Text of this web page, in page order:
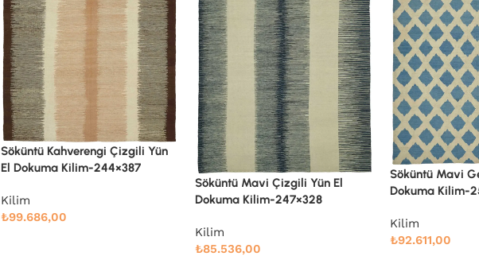
Söküntü Kahverengi Çizgili Yün
El Dokuma Kilim-244×387
Kilim
₺99.686,00
Söküntü Mavi Çizgili Yün El
Dokuma Kilim-247×328
Kilim
₺85.536,00
Söküntü Mavi
Dokuma Kilim-
Kilim
₺92.611,00